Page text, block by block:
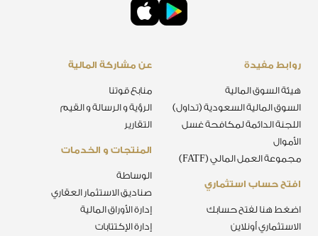
المنتجات و الخدمات
الوساطة
صناديق الاستثمار العقاري
إدارة الأوراق المالية
إدارة الإكتتابات
عن مشاركة المالية
منابع قوتنا
الرؤية و الرسالة و القيم
التقارير
افتح حساب استثماري
اضغط هنا لفتح حسابك
الاستثماري أونلاين
روابط مفيدة
هيئة السوق المالية
السوق المالية السعودية (تداول)
اللجنة الدائمة لمكافحة غسل
الأموال
مجموعة العمل المالي (FATF)